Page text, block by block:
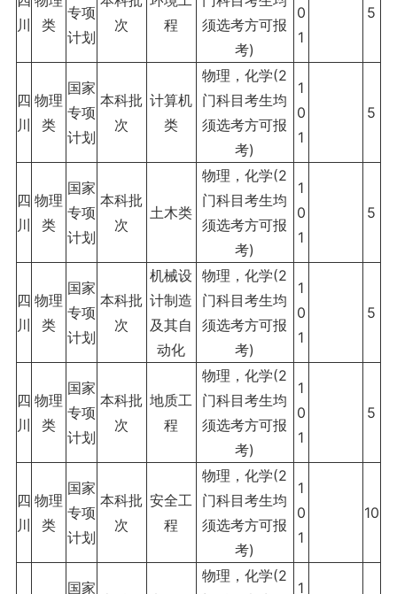
川
类
专项
计划
次
程
须选考方可报
考)
0
1
5
四
川
物理
类
国家
专项
计划
本科批
次
计算机
类
物理，化学(2
门科目考生均
须选考方可报
考)
1
0
1
5
四
川
物理
类
国家
专项
计划
本科批
次
土木类
物理，化学(2
门科目考生均
须选考方可报
考)
1
0
1
5
四
川
物理
类
国家
专项
计划
本科批
次
机械设
计制造
及其自
动化
物理，化学(2
门科目考生均
须选考方可报
考)
1
0
1
5
四
川
物理
类
国家
专项
计划
本科批
次
地质工
程
物理，化学(2
门科目考生均
须选考方可报
考)
1
0
1
5
四
川
物理
类
国家
专项
计划
本科批
次
安全工
程
物理，化学(2
门科目考生均
须选考方可报
考)
1
0
1
10
国家
物理，化学(2
1